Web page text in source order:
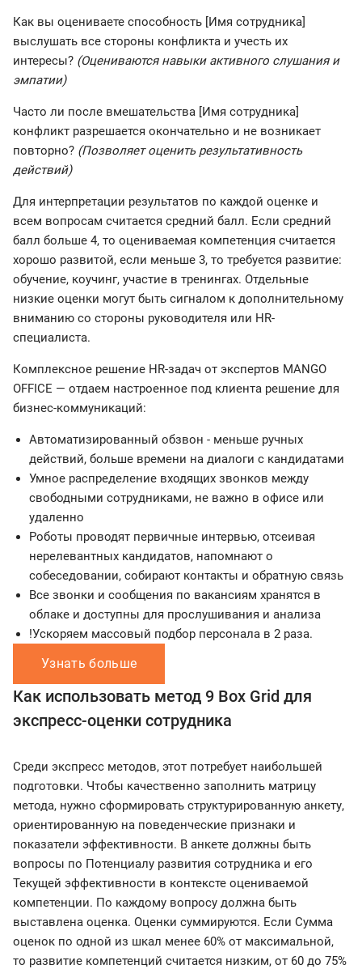
Как вы оцениваете способность [Имя сотрудника]
выслушать все стороны конфликта и учесть их
интересы? (Оцениваются навыки активного слушания и
эмпатии)
Часто ли после вмешательства [Имя сотрудника]
конфликт разрешается окончательно и не возникает
повторно? (Позволяет оценить результативность
действий)
Для интерпретации результатов по каждой оценке и
всем вопросам считается средний балл. Если средний
балл больше 4, то оцениваемая компетенция считается
хорошо развитой, если меньше 3, то требуется развитие:
обучение, коучинг, участие в тренингах. Отдельные
низкие оценки могут быть сигналом к дополнительному
вниманию со стороны руководителя или HR-
специалиста.
Комплексное решение HR-задач от экспертов MANGO
OFFICE — отдаем настроенное под клиента решение для
бизнес-коммуникаций:
Автоматизированный обзвон - меньше ручных
действий, больше времени на диалоги с кандидатами
Умное распределение входящих звонков между
свободными сотрудниками, не важно в офисе или
удаленно
Роботы проводят первичные интервью, отсеивая
нерелевантных кандидатов, напомнают о
собеседовании, собирают контакты и обратную связь
Все звонки и сообщения по вакансиям хранятся в
облаке и доступны для прослушивания и анализа
!Ускоряем массовый подбор персонала в 2 раза.
Узнать больше
Как использовать метод 9 Box Grid для
экспресс-оценки сотрудника
Среди экспресс методов, этот потребует наибольшей
подготовки. Чтобы качественно заполнить матрицу
метода, нужно сформировать структурированную анкету,
ориентированную на поведенческие признаки и
показатели эффективности. В анкете должны быть
вопросы по Потенциалу развития сотрудника и его
Текущей эффективности в контексте оцениваемой
компетенции. По каждому вопросу должна быть
выставлена оценка. Оценки суммируются. Если Сумма
оценок по одной из шкал менее 60% от максимальной,
то развитие компетенций считается низким, от 60 до 75%